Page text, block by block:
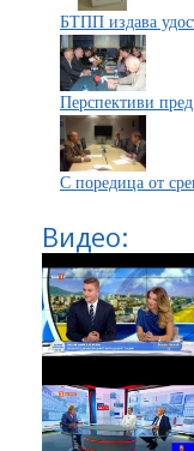
БТПП издава
Перспективи
С поредица от
Видео: